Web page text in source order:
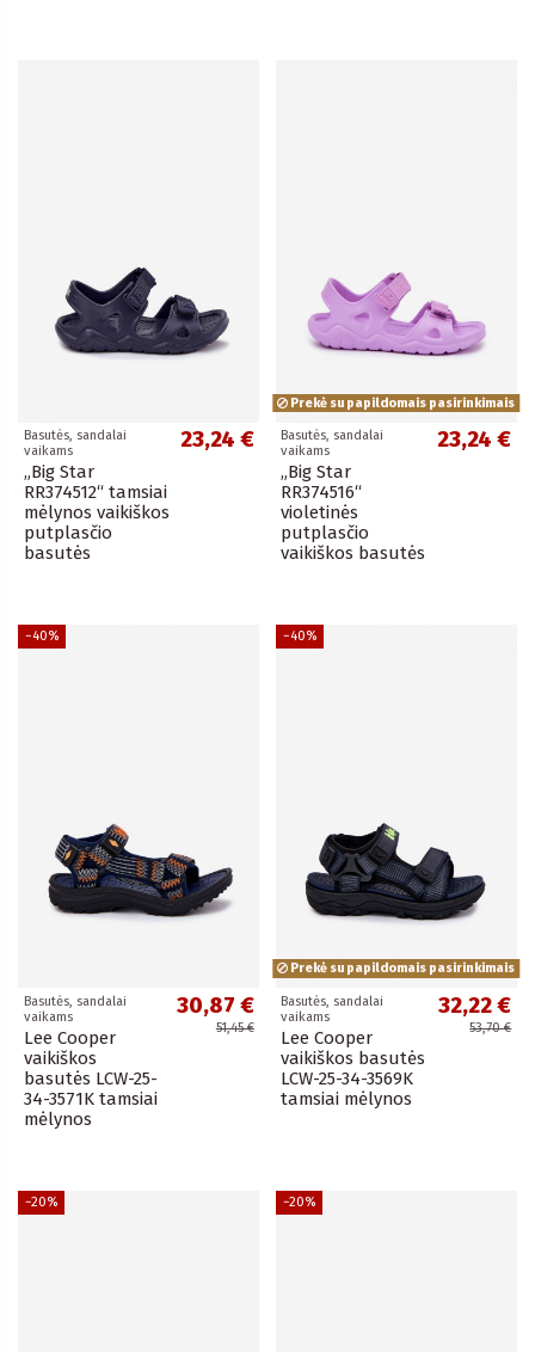
Basutės, sandalai
vaikams
„Big Star
RR374512“ tamsiai
mėlynos vaikiškos
putplasčio
basutės
23,24 €
Prekė su papildomais pasirinkimais
Basutės, sandalai
vaikams
„Big Star
RR374516“
violetinės
putplasčio
vaikiškos basutės
23,24 €
−40%
Basutės, sandalai
vaikams
Lee Cooper
vaikiškos
basutės LCW-25-
34-3571K tamsiai
mėlynos
30,87 €
51,45 €
−40%
Prekė su papildomais pasirinkimais
Basutės, sandalai
vaikams
Lee Cooper
vaikiškos basutės
LCW-25-34-3569K
tamsiai mėlynos
32,22 €
53,70 €
−20% −20%